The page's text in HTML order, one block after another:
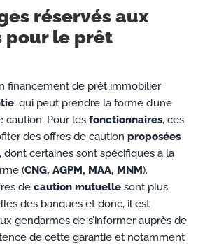
réservés aux
pour le prêt
financement de prêt immobilier
, qui peut prendre la forme d’une
caution. Pour les fonctionnaires, ces
des offres de caution proposées
, dont certaines sont spécifiques à la
(CNG, AGPM, MAA, MNM).
de caution mutuelle sont plus
des banques et donc, il est
gendarmes de s’informer auprès de
de cette garantie et notamment